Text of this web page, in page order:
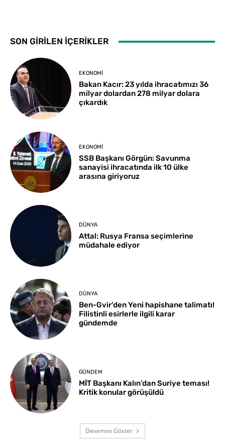
SON GİRİLEN İÇERİKLER
EKONOMI
Bakan Kacır: 23 yılda ihracatımızı 36
milyar dolardan 278 milyar dolara
çıkardık
EKONOMI
SSB Başkanı Görgün: Savunma
sanayisi ihracatında ilk 10 ülke
arasına giriyoruz
DÜNYA
Attal: Rusya Fransa seçimlerine
müdahale ediyor
DÜNYA
Ben-Gvir’den Yeni hapishane talimatı!
Filistinli esirlerle ilgili karar
gündemde
GÜNDEM
MİT Başkanı Kalın’dan Suriye teması!
Kritik konular görüşüldü
Devamını Göster